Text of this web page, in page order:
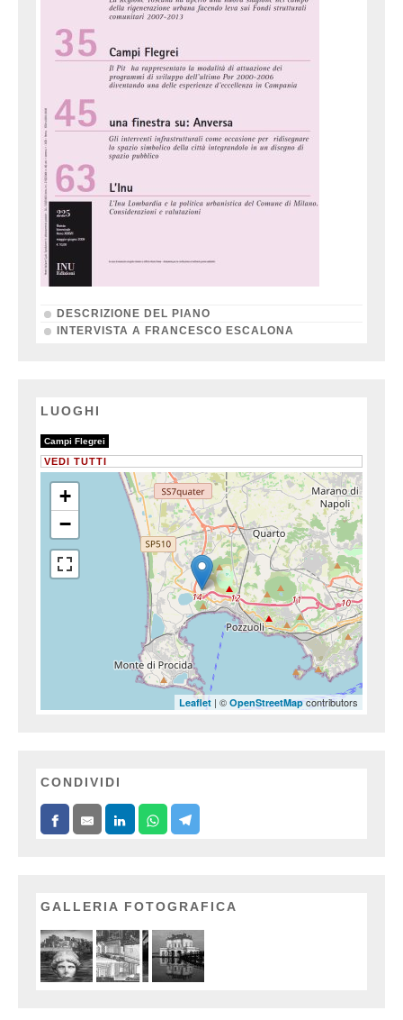
DESCRIZIONE DEL PIANO
INTERVISTA A FRANCESCO ESCALONA
LUOGHI
Campi Flegrei
3/3
VEDI TUTTI
+
−
Leaflet | © OpenStreetMap contributors
CONDIVIDI
GALLERIA FOTOGRAFICA